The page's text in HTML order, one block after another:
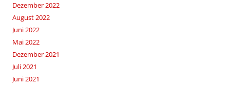
Dezember 2022
August 2022
Juni 2022
Mai 2022
Dezember 2021
Juli 2021
Juni 2021